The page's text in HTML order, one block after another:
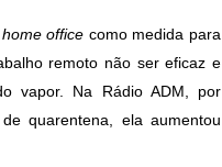
home office como medida para
remoto não ser eficaz e
vapor. Na Rádio ADM, por
quarentena, ela aumentou